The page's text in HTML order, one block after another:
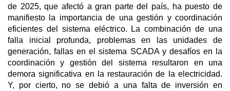
de 2025, que afectó a gran parte del país, ha puesto de
manifiesto la importancia de una gestión y coordinación
eficientes del sistema eléctrico. La combinación de una
falla inicial profunda, problemas en las unidades de
generación, fallas en el sistema SCADA y desafíos en la
coordinación y gestión del sistema resultaron en una
demora significativa en la restauración de la electricidad.
Y, por cierto, no se debió a una falta de inversión en